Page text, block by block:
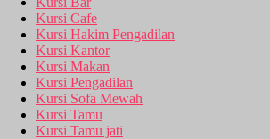
Kursi Cafe
Kursi Hakim Pengadilan
Kursi Kantor
Kursi Makan
Kursi Pengadilan
Kursi Sofa Mewah
Kursi Tamu
Kursi Tamu jati